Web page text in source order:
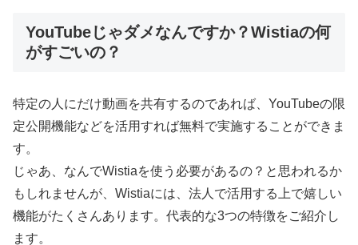
YouTubeじゃダメなんですか？Wistiaの何
がすごいの？
特定の人にだけ動画を共有するのであれば、YouTubeの限
定公開機能などを活用すれば無料で実施することができま
す。
じゃあ、なんでWistiaを使う必要があるの？と思われるか
もしれませんが、Wistiaには、法人で活用する上で嬉しい
機能がたくさんあります。代表的な3つの特徴をご紹介し
ます。